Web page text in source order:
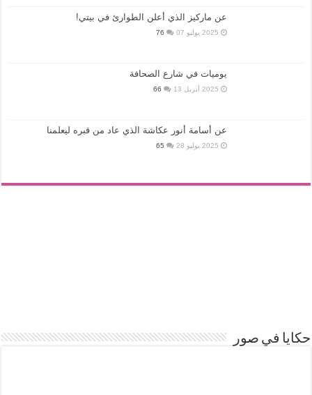
عن ماركيز الذي أعلن الطوارئ في بيتي!
2025 يوليو 07 76
يوميات في شارع الصحافة
2025 أبريل 13 66
عن أسامة أنور عكاشة الذي عاد من قبره ليعلمنا
2025 يوليو 28 65
حكايا في صور